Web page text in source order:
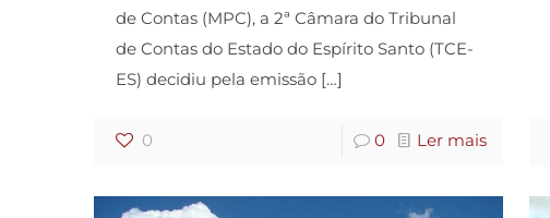
de Contas (MPC), a 2ª Câmara do Tribunal
de Contas do Estado do Espírito Santo (TCE-
ES) decidiu pela emissão[…]
0 0 Ler mais